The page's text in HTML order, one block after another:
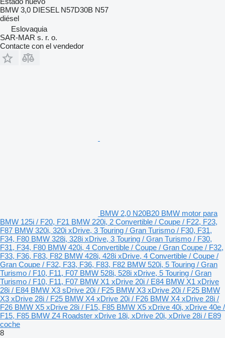
BMW 3,0 DIESEL N57D30B N57
diésel
Eslovaquia
SAR-MAR s. r. o.
Contacte con el vendedor
BMW 2,0 N20B20 BMW motor para
BMW 125i / F20, F21 BMW 220i, 2 Convertible / Coupe / F22, F23,
F87 BMW 320i, 320i xDrive, 3 Touring / Gran Turismo / F30, F31,
F34, F80 BMW 328i, 328i xDrive, 3 Touring / Gran Turismo / F30,
F31, F34, F80 BMW 420i, 4 Convertible / Coupe / Gran Coupe / F32,
F33, F36, F83, F82 BMW 428i, 428i xDrive, 4 Convertible / Coupe /
Gran Coupe / F32, F33, F36, F83, F82 BMW 520i, 5 Touring / Gran
Turismo / F10, F11, F07 BMW 528i, 528i xDrive, 5 Touring / Gran
Turismo / F10, F11, F07 BMW X1 xDrive 20i / E84 BMW X1 xDrive
28i / E84 BMW X3 sDrive 20i / F25 BMW X3 xDrive 20i / F25 BMW
X3 xDrive 28i / F25 BMW X4 xDrive 20i / F26 BMW X4 xDrive 28i /
F26 BMW X5 xDrive 28i / F15, F85 BMW X5 xDrive 40i, xDrive 40e /
F15, F85 BMW Z4 Roadster xDrive 18i, xDrive 20i, xDrive 28i / E89
coche
8